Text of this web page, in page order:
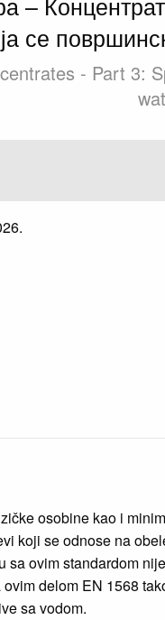
се
- Part 3:
osobine kao i
koji se odnose na
ovim standardom
delom EN 1568
sa vodom.